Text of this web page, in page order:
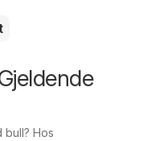
bull? Hos